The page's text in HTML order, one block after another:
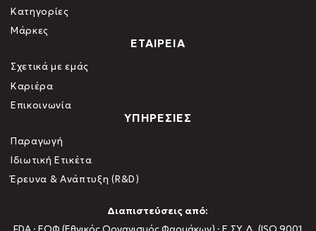
Κατηγορίες
Μάρκες
ΕΤΑΙΡΕΙΑ
Σχετικά με εμάς
Καριέρα
Επικοινωνία
ΥΠΗΡΕΣΙΕΣ
Παραγωγή
Ιδιωτική Ετικέτα
Έρευνα & Ανάπτυξη (R&D)
Διαπιστεύσεις από: